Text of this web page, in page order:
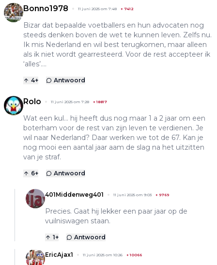
Bonno1978 11 juni 2025 om 7:48 + 7412
Bizar dat bepaalde voetballers en hun advocaten nog
steeds denken boven de wet te kunnen leven. Zelfs nu.
Ik mis Nederland en wil best terugkomen, maar alleen
als ik niet wordt gearresteerd. Voor de rest accepteer ik
‘alles’….
4+ Antwoord
Rolo 11 juni 2025 om 7:28 +18817
Wat een kul... hij heeft dus nog maar 1 a 2 jaar om een
boterham voor de rest van zijn leven te verdienen. Je
wil naar Nederland? Daar werken we tot de 67. Kan je
nog mooi een aantal jaar aam de slag na het uitzitten
van je straf.
6+ Antwoord
401Middenweg401 11 juni 2025 om 9:03 + 9769
Precies. Gaat hij lekker een paar jaar op de
vuilniswagen staan.
1+ Antwoord
EricAjax1 11 juni 2025 om 10:26 +10066